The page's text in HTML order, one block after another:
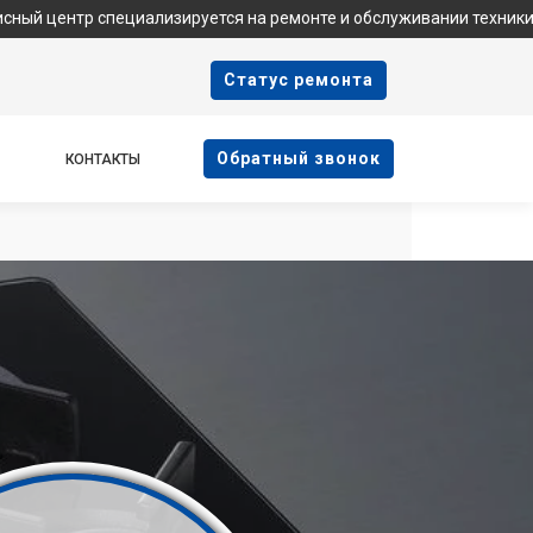
на ремонте и обслуживании техники Samsung.
Cтатус ремонта
КОНТАКТЫ Oбратный звонок